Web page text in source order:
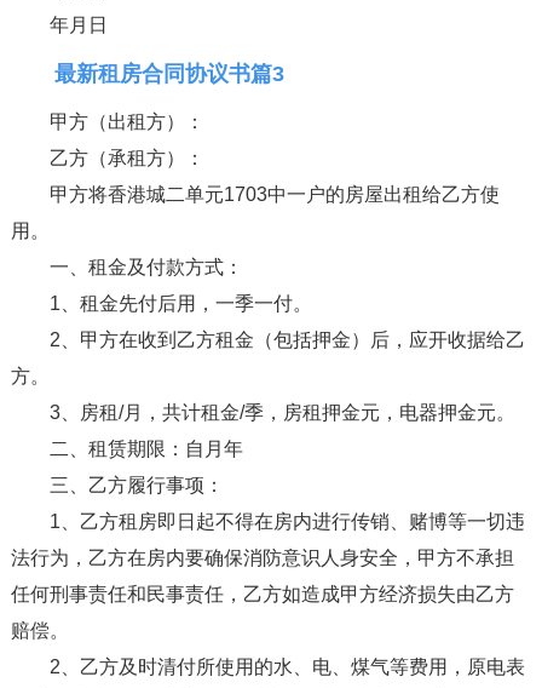
年月日
最新租房合同协议书篇3
甲方（出租方）：
乙方（承租方）：
甲方将香港城二单元1703中一户的房屋出租给乙方使
用。
一、租金及付款方式：
1、租金先付后用，一季一付。
2、甲方在收到乙方租金（包括押金）后，应开收据给乙
方。
3、房租/月，共计租金/季，房租押金元，电器押金元。
二、租赁期限：自月年
三、乙方履行事项：
1、乙方租房即日起不得在房内进行传销、赌博等一切违
法行为，乙方在房内要确保消防意识人身安全，甲方不承担
任何刑事责任和民事责任，乙方如造成甲方经济损失由乙方
赔偿。
2、乙方及时清付所使用的水、电、煤气等费用，原电表